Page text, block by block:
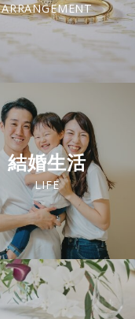
ARRANGEMENT
結婚生活
LIFE